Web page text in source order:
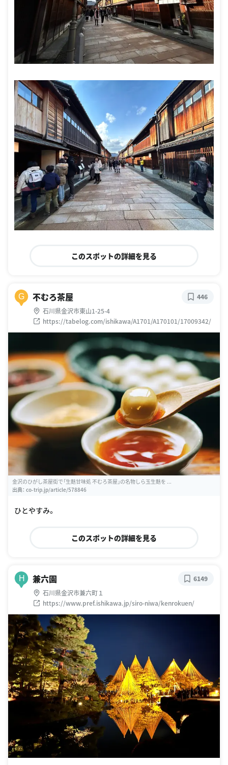
このスポットの詳細を見る
G 不むろ茶屋
石川県金沢市東山1-25-4
https://tabelog.com/ishikawa/A1701/A170101/17009342/
446
金沢のひがし茶屋街で「生麩甘味処 不むろ茶屋」の名物しら玉生麩を ...
出典： co-trip.jp/article/578846
ひとやすみ。
このスポットの詳細を見る
H 兼六園
石川県金沢市兼六町１
https://www.pref.ishikawa.jp/siro-niwa/kenrokuen/
6149